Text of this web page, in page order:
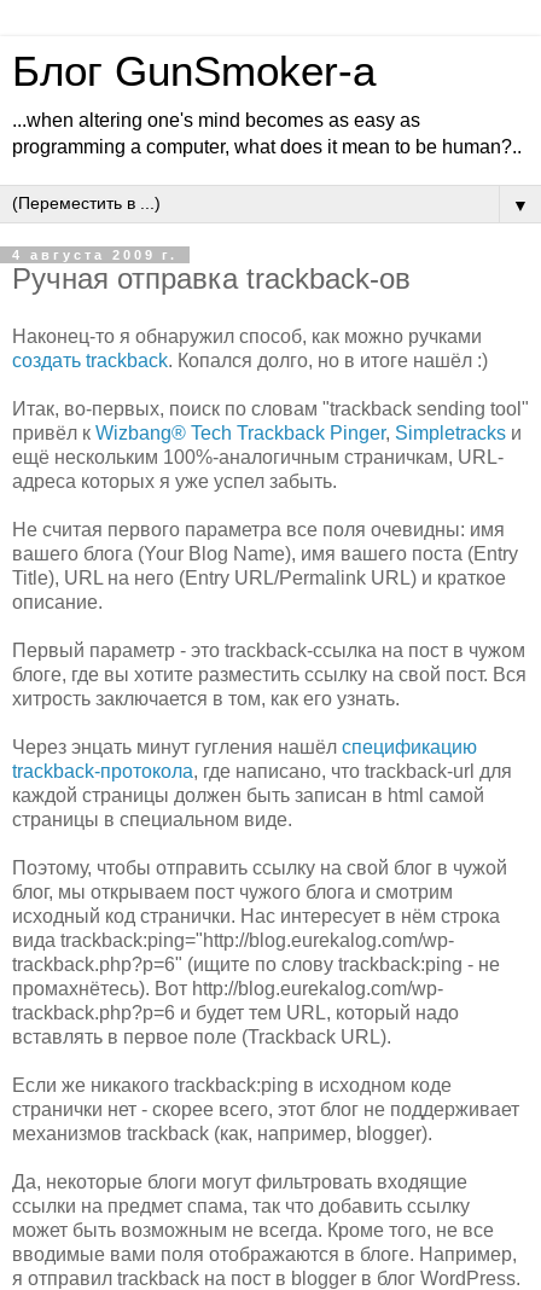
Блог GunSmoker-а
...when altering one's mind becomes as easy as
programming a computer, what does it mean to be human?..
▼
4 августа 2009 г.
Ручная отправка trackback-ов
Наконец-то я обнаружил способ, как можно ручками
создать trackback. Копался долго, но в итоге нашёл :)
Итак, во-первых, поиск по словам "trackback sending tool"
привёл к Wizbang® Tech Trackback Pinger, Simpletracks и
ещё нескольким 100%-аналогичным страничкам, URL-
адреса которых я уже успел забыть.
Не считая первого параметра все поля очевидны: имя
вашего блога (Your Blog Name), имя вашего поста (Entry
Title), URL на него (Entry URL/Permalink URL) и краткое
описание.
Первый параметр - это trackback-ссылка на пост в чужом
блоге, где вы хотите разместить ссылку на свой пост. Вся
хитрость заключается в том, как его узнать.
Через энцать минут гугления нашёл спецификацию
trackback-протокола, где написано, что trackback-url для
каждой страницы должен быть записан в html самой
страницы в специальном виде.
Поэтому, чтобы отправить ссылку на свой блог в чужой
блог, мы открываем пост чужого блога и смотрим
исходный код странички. Нас интересует в нём строка
вида trackback:ping="http://blog.eurekalog.com/wp-
trackback.php?p=6" (ищите по слову trackback:ping - не
промахнётесь). Вот http://blog.eurekalog.com/wp-
trackback.php?p=6 и будет тем URL, который надо
вставлять в первое поле (Trackback URL).
Если же никакого trackback:ping в исходном коде
странички нет - скорее всего, этот блог не поддерживает
механизмов trackback (как, например, blogger).
Да, некоторые блоги могут фильтровать входящие
ссылки на предмет спама, так что добавить ссылку
может быть возможным не всегда. Кроме того, не все
вводимые вами поля отображаются в блоге. Например,
я отправил trackback на пост в blogger в блог WordPress.